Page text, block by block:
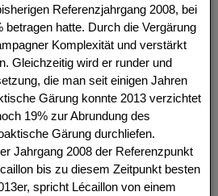
Referenzjahrgang 2008, bei
betragen hatte. Durch die Vergärung
Komplexität und verstärkt
Gleichzeitig wird er runder und
die man seit einigen Jahren
Gärung konnte 2013 verzichtet
19% zur Abrundung des
Gärung durchliefen.
Jahrgang 2008 der Referenzpunkt
bis zu diesem Zeitpunkt besten
spricht Lécaillon von einem